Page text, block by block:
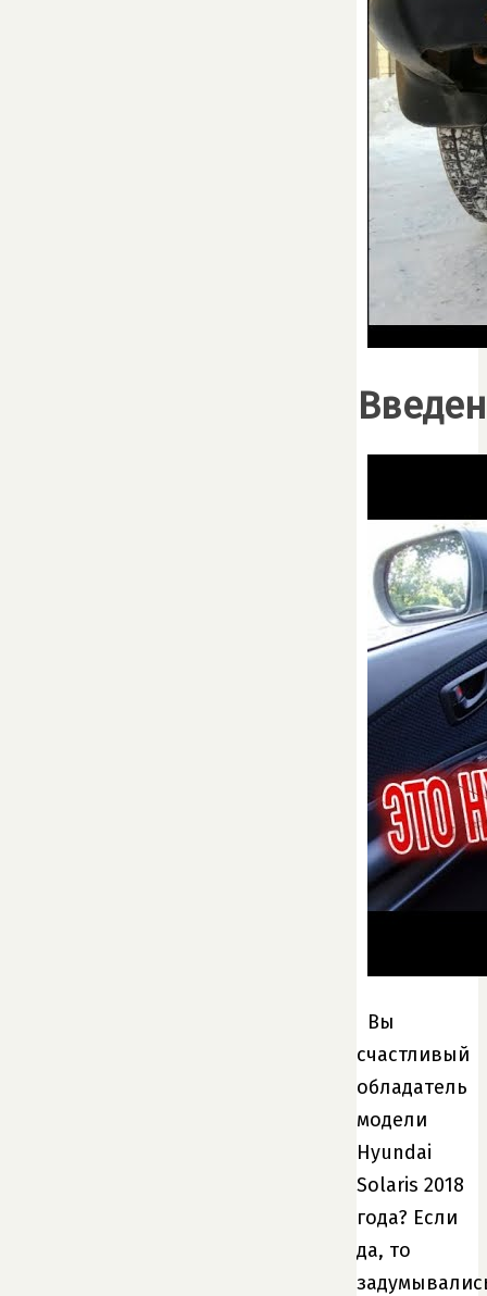
Вы
счастливый
обладатель
модели
Hyundai
Solaris 2018
года? Если
да, то